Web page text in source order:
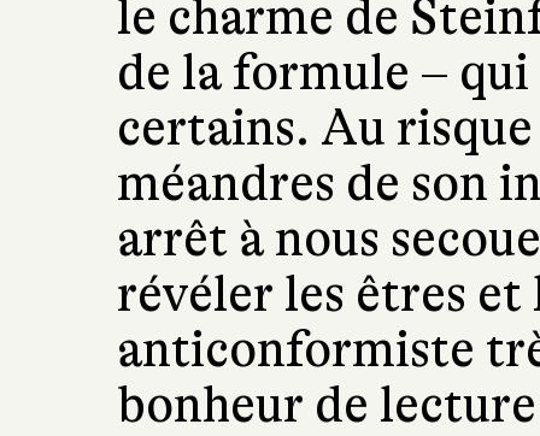
le charme de
de la formule –
certains. Au
méandres de son
arrêt à nous
révéler les êtres et
anticonformiste
bonheur de